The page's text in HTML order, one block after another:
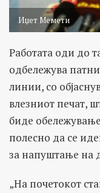
Иџет Мемети
Работата оди до
одбележува
линии, со
влезниот печат,
биде
полесно да се
за напуштање на
„На почетокот